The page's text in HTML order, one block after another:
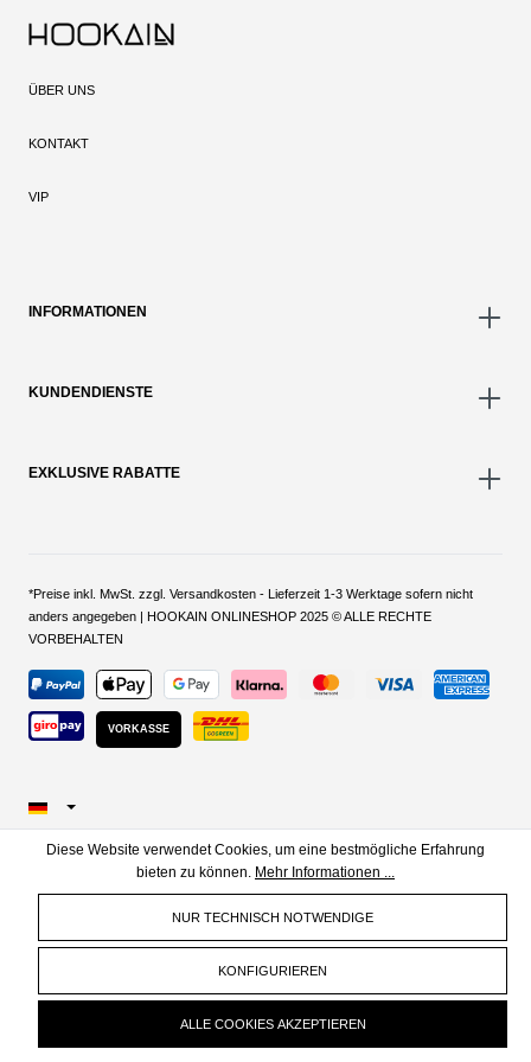
ÜBER UNS
KONTAKT
VIP
INFORMATIONEN
KUNDENDIENSTE
EXKLUSIVE RABATTE
*Preise inkl. MwSt. zzgl. Versandkosten - Lieferzeit 1-3 Werktage sofern nicht
anders angegeben | HOOKAIN ONLINESHOP 2025 © ALLE RECHTE
VORBEHALTEN
VORKASSE
Diese Website verwendet Cookies, um eine bestmögliche Erfahrung
bieten zu können. Mehr Informationen ...
NUR TECHNISCH NOTWENDIGE
KONFIGURIEREN
ALLE COOKIES AKZEPTIEREN